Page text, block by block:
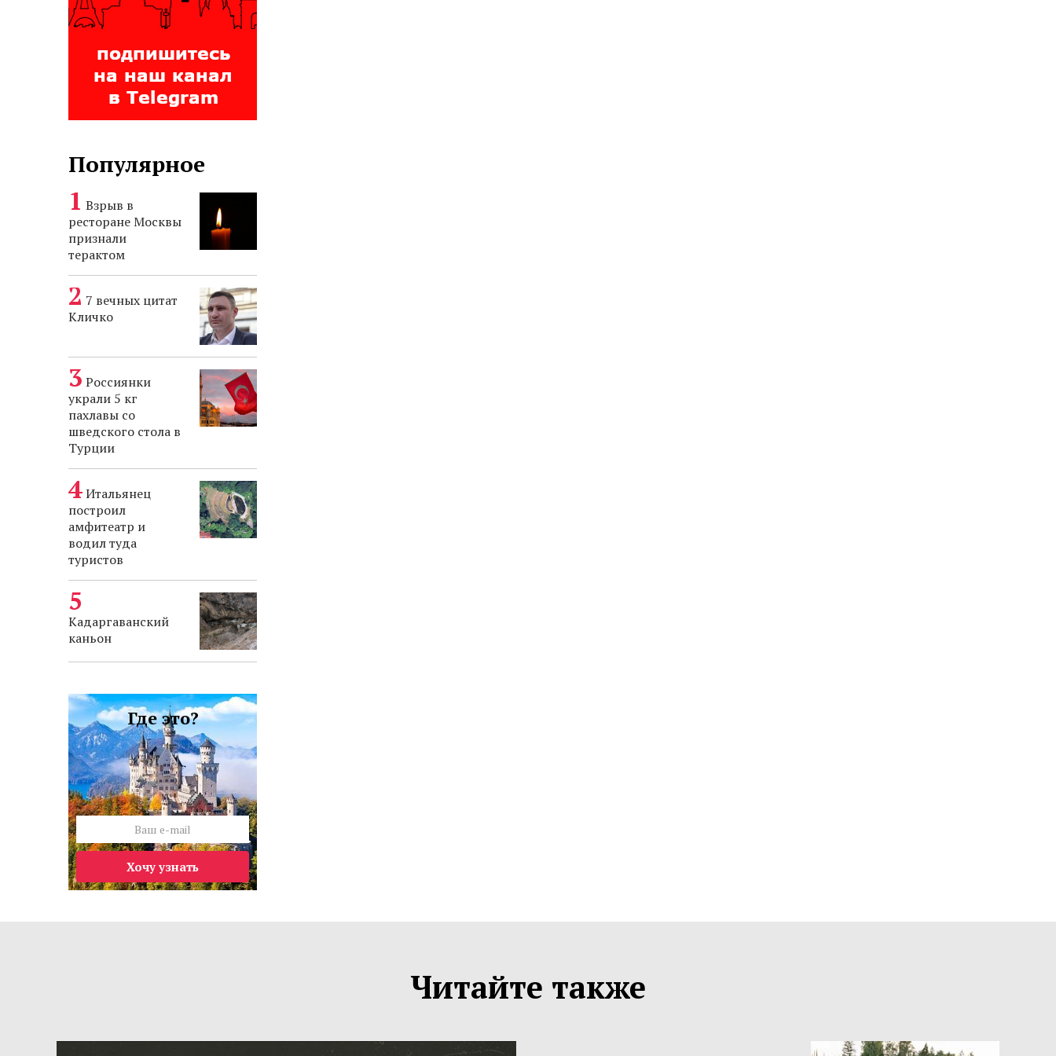
Популярное
Взрыв в
ресторане Москвы
признали
терактом
7 вечных цитат
Кличко
Россиянки
украли 5 кг
пахлавы со
шведского стола в
Турции
Итальянец
построил
амфитеатр и
водил туда
туристов
Кадаргаванский
каньон
Где это?
Хочу узнать
Читайте также